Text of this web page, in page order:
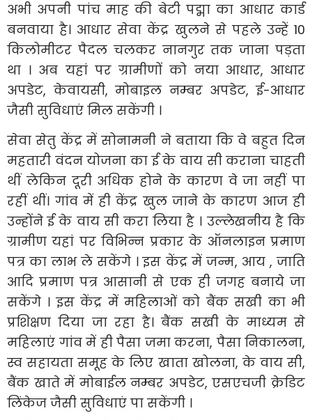
अभी अपनी पांच माह की बेटी पद्मा का आधार कार्ड
बनवाया है। आधार सेवा केंद्र खुलने से पहले उन्हें 10
किलोमीटर पैदल चलकर नानगुर तक जाना पड़ता
था । अब यहां पर ग्रामीणों को नया आधार, आधार
अपडेट, केवायसी, मोबाइल नम्बर अपडेट, ई-आधार
जैसी सुविधाएं मिल सकेंगी ।
सेवा सेतु केंद्र में सोनामनी ने बताया कि वे बहुत दिन
महतारी वंदन योजना का ई के वाय सी कराना चाहती
थीं लेकिन दूरी अधिक होने के कारण वे जा नहीं पा
रहीं थीं। गांव में ही केंद्र खुल जाने के कारण आज ही
उन्होंने ई के वाय सी करा लिया है । उल्लेखनीय है कि
ग्रामीण यहां पर विभिन्न प्रकार के ऑनलाइन प्रमाण
पत्र का लाभ ले सकेंगे । इस केंद्र में जन्म, आय , जाति
आदि प्रमाण पत्र आसानी से एक ही जगह बनाये जा
सकेंगे । इस केंद्र में महिलाओं को बैंक सखी का भी
प्रशिक्षण दिया जा रहा है। बैंक सखी के माध्यम से
महिलाएं गांव में ही पैसा जमा करना, पैसा निकालना,
स्व सहायता समूह के लिए खाता खोलना, के वाय सी,
बैंक खाते में मोबाईल नम्बर अपडेट, एसएचजी क्रेडिट
लिंकेज जैसी सुविधाएं पा सकेंगी ।